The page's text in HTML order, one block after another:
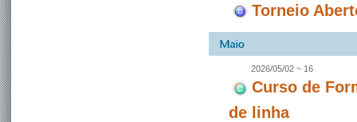
Torneio
2026/05/02 ~ 16
Curso de
de linha